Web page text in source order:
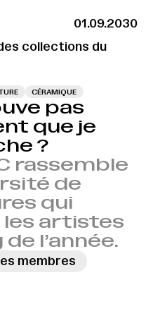
01.09.2030
collections du
CÉRAMIQUE
pas
que je
?
rassemble
de
qui
artistes
l’année.
membres